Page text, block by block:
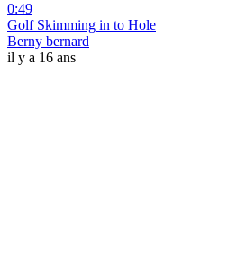
0:49
Golf Skimming in to Hole
Berny bernard
il y a 16 ans